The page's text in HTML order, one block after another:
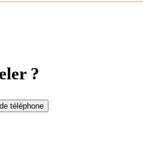
?
téléphone